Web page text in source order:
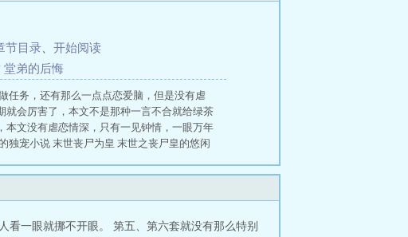
节目录
开始阅读
堂弟的后悔
任务，还有那么一点点恋爱脑，但是没有虐
会厉害了，本文不是那种一言不合就给绿茶
文没有虐恋情深，只有一见钟情，一眼万年
独宠小说 末世丧尸为皇 末世之丧尸皇的悠闲
看一眼就挪不开眼。 第五、第六套就没有那么特别